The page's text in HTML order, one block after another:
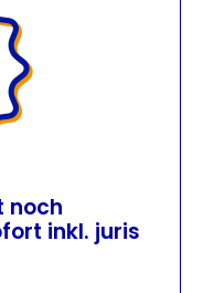
noch
inkl. juris